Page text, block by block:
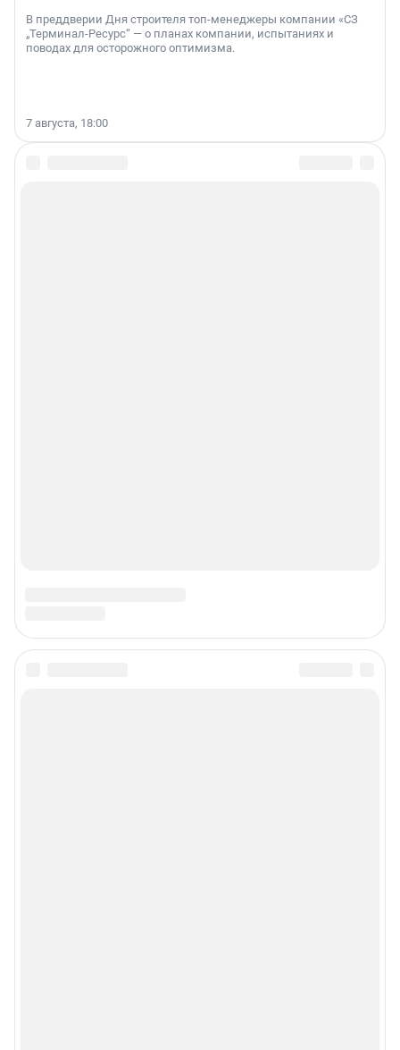
В преддверии Дня строителя топ-менеджеры компании «СЗ
„Терминал-Ресурс“ — о планах компании, испытаниях и
поводах для осторожного оптимизма.
7 августа, 18:00